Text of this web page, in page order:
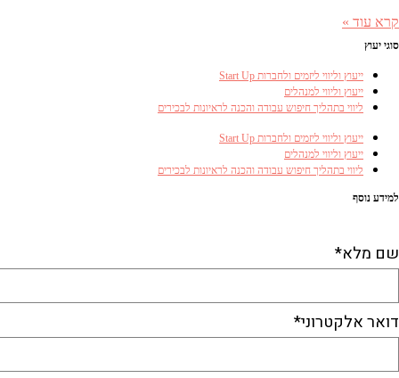
קרא עוד »
סוגי יעוץ
ייעוץ וליווי ליזמים ולחברות Start Up
ייעוץ וליווי למנהלים
ליווי בתהליך חיפוש עבודה והכנה לראיונות לבכירים
ייעוץ וליווי ליזמים ולחברות Start Up
ייעוץ וליווי למנהלים
ליווי בתהליך חיפוש עבודה והכנה לראיונות לבכירים
למידע נוסף
שם מלא*
דואר אלקטרוני*